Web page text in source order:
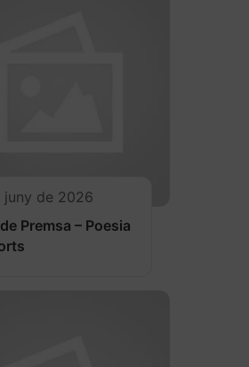
juny de 2026
Premsa – Poesia